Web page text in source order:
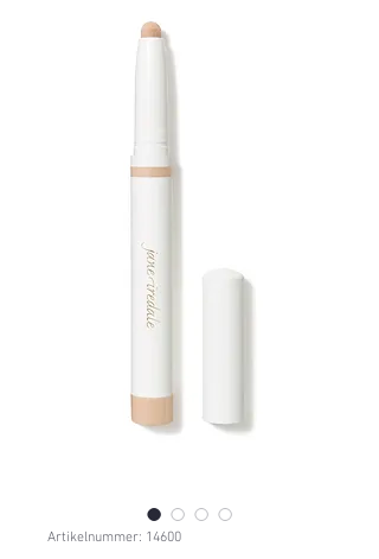
Artikelnummer: 14600